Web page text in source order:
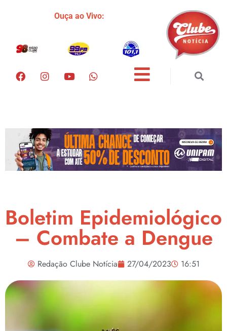
Ouça ao Vivo:
Boletim Epidemiológico
– Combate a Dengue
Redação Clube Notícia 27/04/2023 16:51